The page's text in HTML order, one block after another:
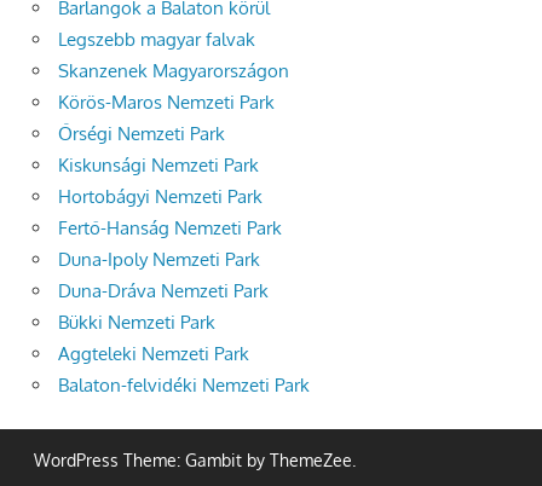
Barlangok a Balaton körül
Legszebb magyar falvak
Skanzenek Magyarországon
Körös-Maros Nemzeti Park
Őrségi Nemzeti Park
Kiskunsági Nemzeti Park
Hortobágyi Nemzeti Park
Fertő-Hanság Nemzeti Park
Duna-Ipoly Nemzeti Park
Duna-Dráva Nemzeti Park
Bükki Nemzeti Park
Aggteleki Nemzeti Park
Balaton-felvidéki Nemzeti Park
WordPress Theme: Gambit by ThemeZee.